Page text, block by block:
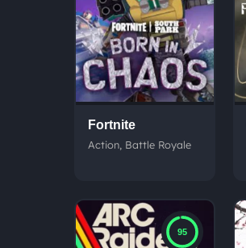
Fortnite
Action, Battle Royale
95